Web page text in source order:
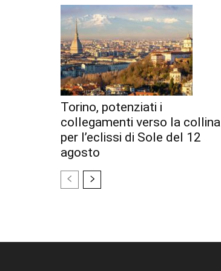
Torino, potenziati i
collegamenti verso la collina
per l’eclissi di Sole del 12
agosto